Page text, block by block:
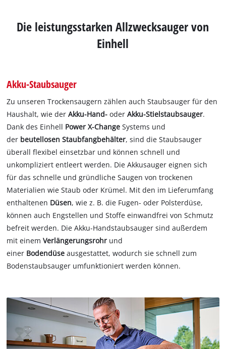
Die leistungsstarken Allzwecksauger von
Einhell
Akku-Staubsauger
Zu unseren Trockensaugern zählen auch Staubsauger für den
Haushalt, wie derAkku-Hand- oderAkku-Stielstaubsauger.
Dank des Einhell Power X-Change Systems und
der beutellosen Staubfangbehälter, sind die Staubsauger
überall flexibel einsetzbar und können schnell und
unkompliziert entleert werden. Die Akkusauger eignen sich
für das schnelle und gründliche Saugen von trockenen
Materialien wie Staub oder Krümel. Mit den im Lieferumfang
enthaltenen Düsen, wie z. B. die Fugen- oder Polsterdüse,
können auch Engstellen und Stoffe einwandfrei von Schmutz
befreit werden. Die Akku-Handstaubsauger sind außerdem
mit einemVerlängerungsrohr und
einer Bodendüseausgestattet, wodurch sie schnell zum
Bodenstaubsauger umfunktioniert werden können.